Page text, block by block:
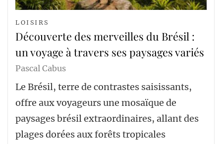
LOISIRS
Découverte des merveilles du Brésil :
un voyage à travers ses paysages variés
Pascal Cabus
Le Brésil, terre de contrastes saisissants,
offre aux voyageurs une mosaïque de
paysages brésil extraordinaires, allant des
plages dorées aux forêts tropicales